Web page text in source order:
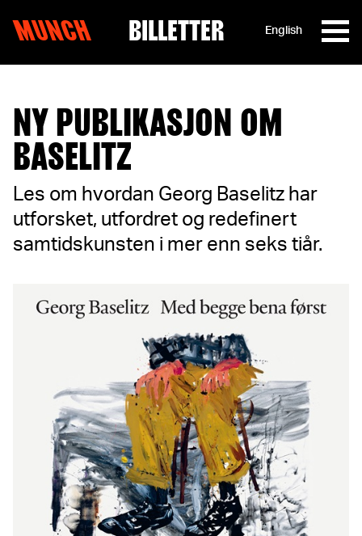
MUNCH BILLETTER English
NY PUBLIKASJON OM
BASELITZ
Les om hvordan Georg Baselitz har
utforsket, utfordret og redefinert
samtidskunsten i mer enn seks tiår.